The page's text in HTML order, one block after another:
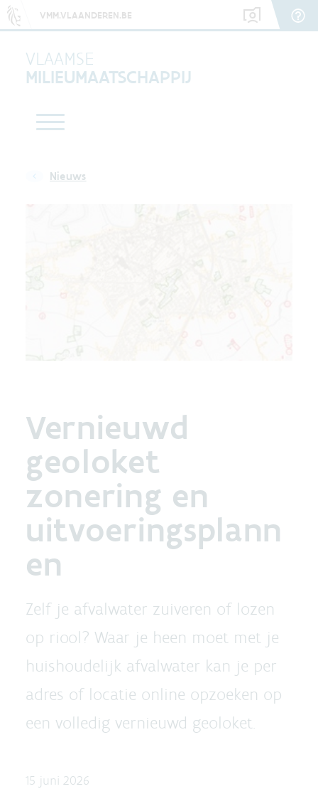
VMM.VLAANDEREN.BE
VLAAMSE
MILIEUMAATSCHAPPIJ
Nieuws
Vernieuwd
geoloket
zonering en
uitvoeringsplann
en
Zelf je afvalwater zuiveren of lozen
op riool? Waar je heen moet met je
huishoudelijk afvalwater kan je per
adres of locatie online opzoeken op
een volledig vernieuwd geoloket.
15 juni 2026